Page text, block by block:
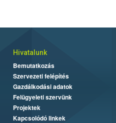
Hivatalunk
Bemutatkozás
Szervezeti felépítés
Gazdálkodási adatok
Felügyeleti szervünk
Projektek
Kapcsolódó linkek